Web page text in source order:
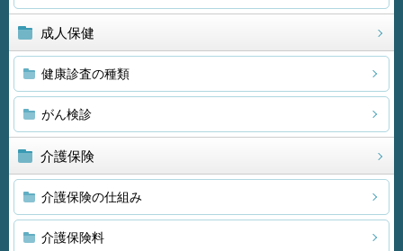
成人保健
健康診査の種類
がん検診
介護保険
介護保険の仕組み
介護保険料